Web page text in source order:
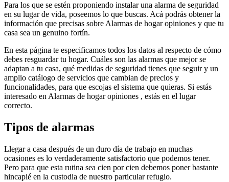
Para los que se estén proponiendo instalar una alarma de seguridad
en su lugar de vida, poseemos lo que buscas. Acá podrás obtener la
información que precisas sobre Alarmas de hogar opiniones y que tu
casa sea un genuino fortín.
En esta página te especificamos todos los datos al respecto de cómo
debes resguardar tu hogar. Cuáles son las alarmas que mejor se
adaptan a tu casa, qué medidas de seguridad tienes que seguir y un
amplio catálogo de servicios que cambian de precios y
funcionalidades, para que escojas el sistema que quieras. Si estás
interesado en Alarmas de hogar opiniones , estás en el lugar
correcto.
Tipos de alarmas
Llegar a casa después de un duro día de trabajo en muchas
ocasiones es lo verdaderamente satisfactorio que podemos tener.
Pero para que esta rutina sea cien por cien debemos poner bastante
hincapié en la custodia de nuestro particular refugio.